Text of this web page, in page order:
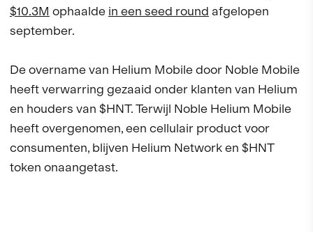
$10.3M ophaalde in een seed round afgelopen
september.
De overname van Helium Mobile door Noble Mobile
heeft verwarring gezaaid onder klanten van Helium
en houders van $HNT. Terwijl Noble Helium Mobile
heeft overgenomen, een cellulair product voor
consumenten, blijven Helium Network en $HNT
token onaangetast.